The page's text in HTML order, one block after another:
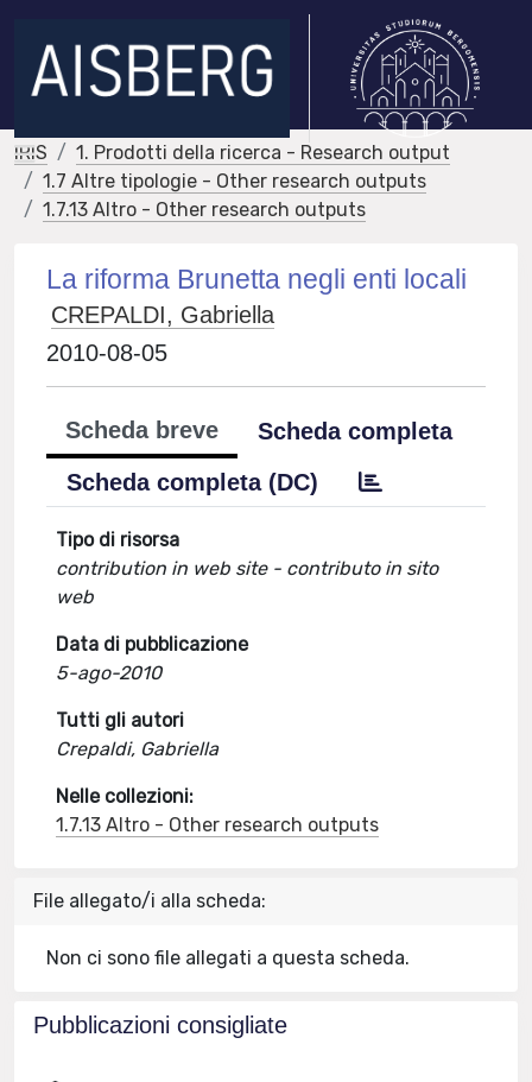
IRIS
1. Prodotti della ricerca - Research output
1.7 Altre tipologie - Other research outputs
1.7.13 Altro - Other research outputs
La riforma Brunetta negli enti locali
CREPALDI, Gabriella
2010-08-05
Scheda breve
Scheda completa
Scheda completa (DC)
Tipo di risorsa
contribution in web site - contributo in sito
web
Data di pubblicazione
5-ago-2010
Tutti gli autori
Crepaldi, Gabriella
Nelle collezioni:
1.7.13 Altro - Other research outputs
File allegato/i alla scheda:
Non ci sono file allegati a questa scheda.
Pubblicazioni consigliate